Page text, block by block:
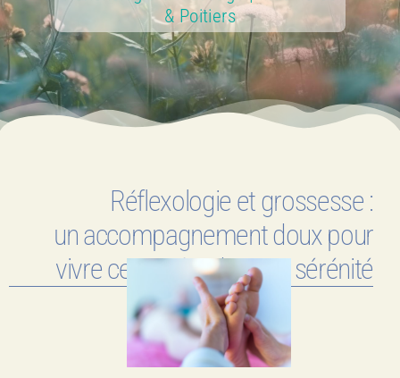
& Poitiers
Réflexologie et grossesse :
un accompagnement doux pour
vivre cette période avec sérénité